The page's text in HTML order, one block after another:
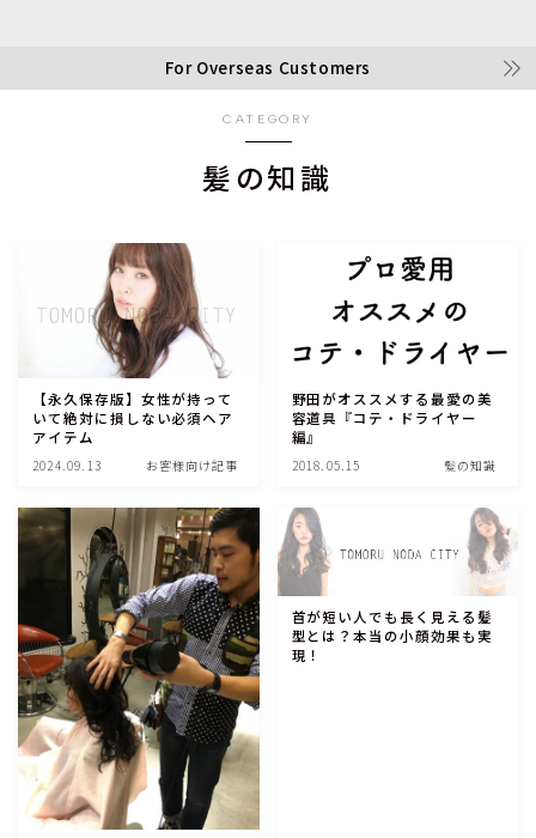
For Overseas Customers
CATEGORY
髪の知識
【永久保存版】女性が持って
いて絶対に損しない必須ヘア
アイテム
2024.09.13 お客様向け記事
野田がオススメする最愛の美
容道具『コテ・ドライヤー
編』
2018.05.15 髪の知識
首が短い人でも長く見える髪
型とは？本当の小顔効果も実
現！